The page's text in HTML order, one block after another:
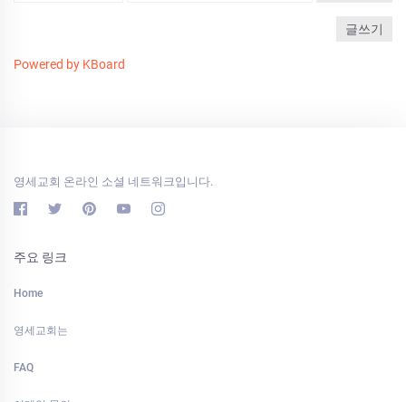
글쓰기
Powered by KBoard
영세교회 온라인 소셜 네트워크입니다.
주요 링크
Home
영세교회는
FAQ